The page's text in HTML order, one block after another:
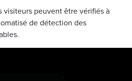
visiteurs peuvent être vérifiés à
de détection des